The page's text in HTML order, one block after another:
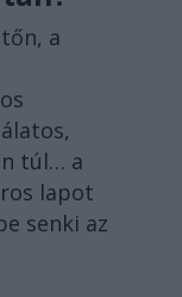
a
túl… a
lapot
senki az